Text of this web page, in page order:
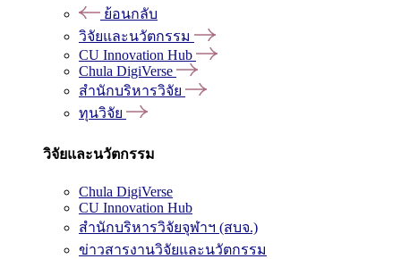
ย้อนกลับ
วิจัยและนวัตกรรม
CU Innovation Hub
Chula DigiVerse
สำนักบริหารวิจัย
ทุนวิจัย
วิจัยและนวัตกรรม
Chula DigiVerse
CU Innovation Hub
สำนักบริหารวิจัยจุฬาฯ (สบจ.)
ข่าวสารงานวิจัยและนวัตกรรม